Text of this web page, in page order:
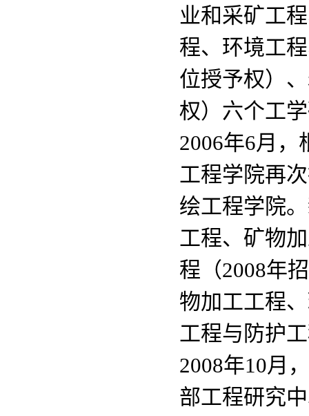
业和采矿工
程、环境工
位授予权）
权）六个工
2006年6月
工程学院再
绘工程学院
工程、矿物
程（2008年
物加工工程
工程与防护
2008年10月
部工程研究